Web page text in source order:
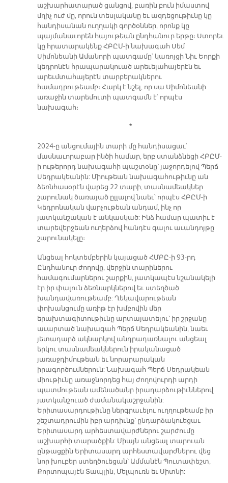
աշխարհատարած ցանցով, բառին բուն իմաստով
մղիչ ուժ մը, որուն տեսլականը եւ ազդեցութիւնը կը
հանդիսանան ուղղակի գործօններ, որոնք կը
պայմանաւորեն հայութեան ընդհանուր երթը։ Ստորեւ
կը հրատարակենք ՀԲԸՄ-ի նախագահ Սեմ
Սիմոնեանի Ամանորի պատգամը՝ կառոյցի Նիւ Եորքի
կեդրոնէն հրապարակուած արեւելահայերէն եւ
արեւմտահայերէն տարբերակներու
համադրութեամբ։ Հարկ է նշել, որ սա Սիմոնեանի
առաջին տարեմուտի պատգամն է՝ որպէս
նախագահ։
*
2024-ը անցումային տարի մը հանդիսացաւ՝
մասնաւորաբար ինծի համար, երբ ստանձնեցի ՀԲԸՄ-
ի ութերորդ նախագահի պաշտօնը՝ յաջորդելով Պերճ
Սեդրակեանին: Միութեան նախագահութիւնը ան
ձեռնհասօրէն վարեց 22 տարի, տասնամեակներ
շարունակ ծառայած ըլլալով նաեւ՝ որպէս ՀԲԸՄ-ի
Կեդրոնական վարչութեան անդամ, ինչ որ
յատկանշական է անկասկած: Ինձ համար պատիւ է
տարեվերջեան ուղերձով հանդէս գալու աւանդոյթը
շարունակելը։
Անցեալ հոկտեմբերին կայացած ՀՄԲԸ-ի 93-րդ
Ընդհանուր ժողովը, վերջին տարիներու
համագումարներու շարքին, յատկապէս նշանակելի
էր իր փալուն ձեռնարկներով եւ ստեղծած
խանդավառութեամբ: Ղեկավարութեան
փոխանցումը առիթ էր խմբովին մեր
երախտագիտութիւնը արտայատելու՝ իր շրջանը
աւարտած նախագահ Պերճ Սեդրակեանին, նաեւ
յետադարձ ակնարկով անդրադառնալու անցեալ
երկու տասնամեակներուն իրականացած
յառաջդիմութեան եւ նորարարական
իրագործումներուն: Նախագահ Պերճ Սեդրակեան
միութիւնը առաջնորդեց հայ ժողովուրդի արդի
պատմութեան ամենածանր իրադարձութիւններով
յատկանշուած ժամանակաշրջանին:
Երիտասարդութիւնը ներգրաւելու ուղղութեամբ իր
շեշտադրումին իբր արդիւնք՝ ընդարձակուեցաւ
Երիտասարդ արհեստավարժներու շարժումը
աշխարհի տարածքին: Միայն անցեալ տարուան
ընթացքին Երիտասարդ արհեստավարժներու վեց
նոր խուբեր ստեղծուեցան՝ Ամմանէն Պուտափեշտ,
Քորտոպայէն Տապլին, Մելպուռն եւ Սիտնի: